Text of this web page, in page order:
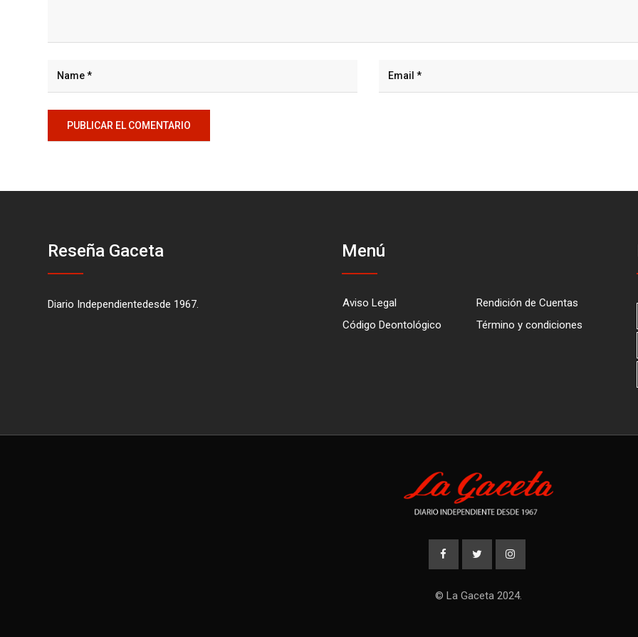
Reseña Gaceta
Diario Independientedesde 1967.
Menú
Aviso Legal
Rendición de Cuentas
Código Deontológico
Término y condiciones
© La Gaceta 2024.